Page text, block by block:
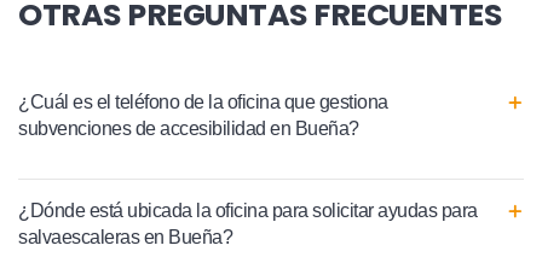
OTRAS PREGUNTAS FRECUENTES
¿Cuál es el teléfono de la oficina que gestiona
subvenciones de accesibilidad en Bueña?
¿Dónde está ubicada la oficina para solicitar ayudas para
salvaescaleras en Bueña?